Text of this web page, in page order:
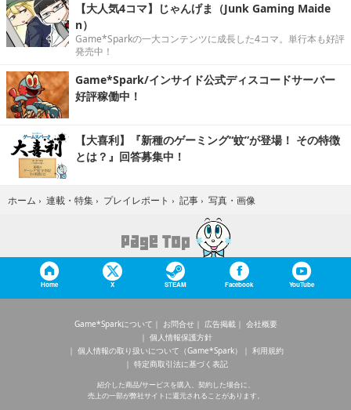
【大人気4コマ】じゃんげま（Junk Gaming Maide
n）
Game*Sparkの一大コンテンツに成長した4コマ。単行本も好評
発売中！
Game*Spark/インサイド公式ディスコードサーバー
好評稼働中！
【大喜利】『新種のゲーミング“蚊”が登場！ その特徴
とは？』回答募集中！
ホーム › 連載・特集 › プレイレポート › 記事 › 写真・画像
Home X STEAM Facebook YouTube
Game*Sparkについて お問合せ 広告掲載
会社概要
個人情報保護方針
個人情報の取り扱いについて（Game*Spark）
利用規約
特定商取引法に基づく表記
紹介した商品/サービスを購入、契約した場合に、
売上の一部が弊社サイトに還元されることがあります。